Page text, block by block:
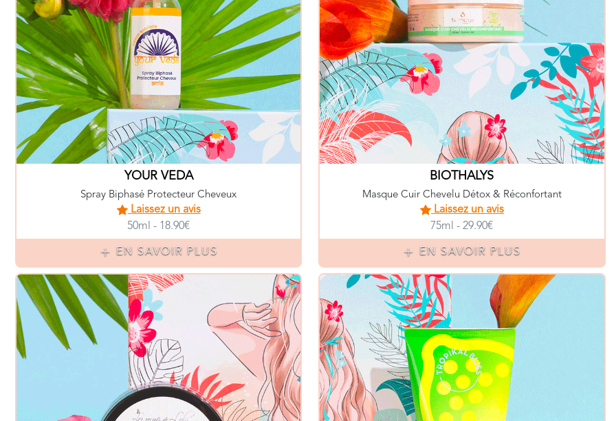
YOUR VEDA
Spray Biphasé Protecteur Cheveux
Laissez un avis
50ml - 18.90€
EN SAVOIR PLUS
BIOTHALYS
Masque Cuir Chevelu Détox & Réconfortant
Laissez un avis
75ml - 29.90€
EN SAVOIR PLUS